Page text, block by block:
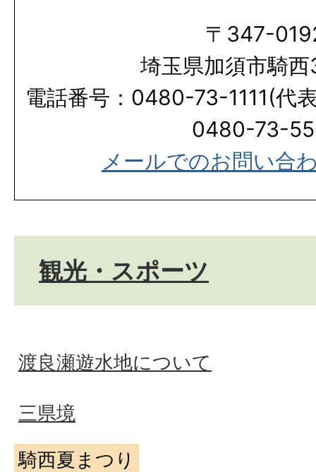
〒347-
埼玉県加須市騎
電話番号：0480-73-1111(代
0480-73-
メールでのお問い合
観光・スポーツ
渡良瀬遊水地について
三県境
騎西夏まつり